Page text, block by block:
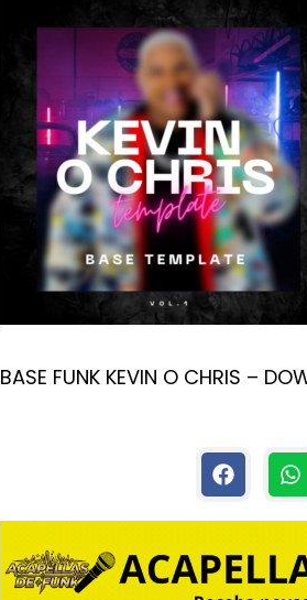
BASE FUNK KEVIN O CHRIS –